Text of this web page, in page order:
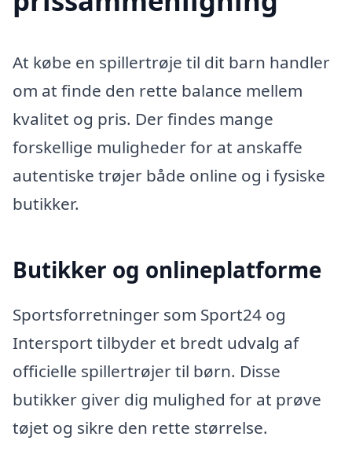
At købe en spillertrøje til dit barn handler
om at finde den rette balance mellem
kvalitet og pris. Der findes mange
forskellige muligheder for at anskaffe
autentiske trøjer både online og i fysiske
butikker.
Butikker og onlineplatforme
Sportsforretninger som Sport24 og
Intersport tilbyder et bredt udvalg af
officielle spillertrøjer til børn. Disse
butikker giver dig mulighed for at prøve
tøjet og sikre den rette størrelse.